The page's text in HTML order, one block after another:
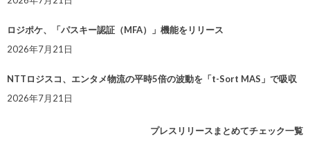
ロジポケ、「パスキー認証（MFA）」機能をリリース
2026年7月21日
NTTロジスコ、エンタメ物流の平時5倍の波動を「t-Sort MAS」で吸収
2026年7月21日
プレスリリースまとめてチェック一覧